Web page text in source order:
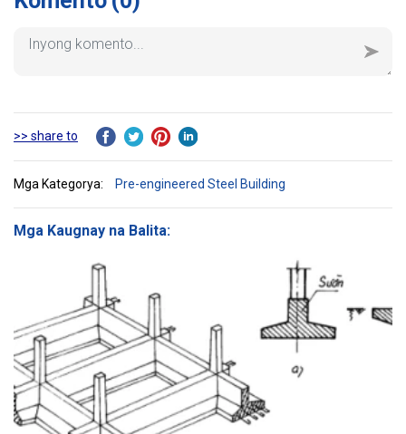
>> share to
Mga Kategorya: Pre-engineered Steel Building
Mga Kaugnay na Balita: